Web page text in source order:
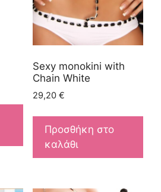
Sexy monokini with
Chain White
29,20 €
Προσθήκη στο
καλάθι